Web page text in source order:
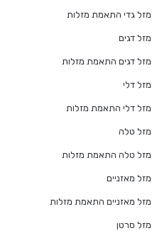
מזל גדי התאמת מזלות
מזל דגים
מזל דגים התאמת מזלות
מזל דלי
מזל דלי התאמת מזלות
מזל טלה
מזל טלה התאמת מזלות
מזל מאזניים
מזל מאזניים התאמת מזלות
מזל סרטן